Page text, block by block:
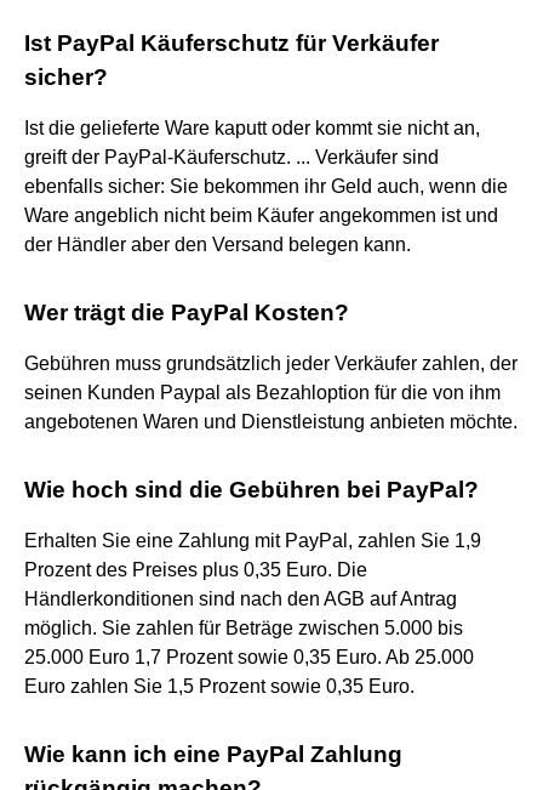
Ist PayPal Käuferschutz für Verkäufer
sicher?
Ist die gelieferte Ware kaputt oder kommt sie nicht an,
greift der PayPal-Käuferschutz. ... Verkäufer sind
ebenfalls sicher: Sie bekommen ihr Geld auch, wenn die
Ware angeblich nicht beim Käufer angekommen ist und
der Händler aber den Versand belegen kann.
Wer trägt die PayPal Kosten?
Gebühren muss grundsätzlich jeder Verkäufer zahlen, der
seinen Kunden Paypal als Bezahloption für die von ihm
angebotenen Waren und Dienstleistung anbieten möchte.
Wie hoch sind die Gebühren bei PayPal?
Erhalten Sie eine Zahlung mit PayPal, zahlen Sie 1,9
Prozent des Preises plus 0,35 Euro. Die
Händlerkonditionen sind nach den AGB auf Antrag
möglich. Sie zahlen für Beträge zwischen 5.000 bis
25.000 Euro 1,7 Prozent sowie 0,35 Euro. Ab 25.000
Euro zahlen Sie 1,5 Prozent sowie 0,35 Euro.
Wie kann ich eine PayPal Zahlung